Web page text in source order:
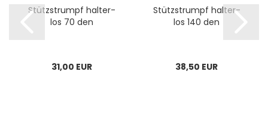
Stütz­strumpf hal­ter­
los 70 den
31,00 EUR
Stütz­strumpf hal­ter­
los 140 den
38,50 EUR